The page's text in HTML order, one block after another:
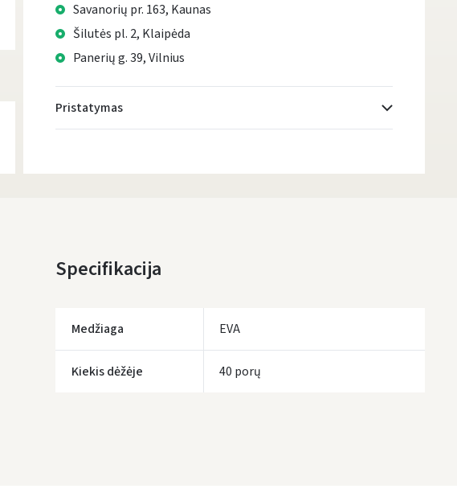
Savanorių pr. 163, Kaunas
Šilutės pl. 2, Klaipėda
Panerių g. 39, Vilnius
Pristatymas
Pirmadienį, Rugpjūčio 10 d.
LP Express kurjeris- 4.00 €
Pirmadienį, Rugpjūčio 10 d.
Specifikacija
Medžiaga EVA
Kiekis dėžėje 40 porų